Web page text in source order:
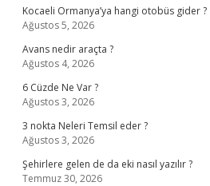
Kocaeli Ormanya’ya hangi otobüs gider ?
Ağustos 5, 2026
Avans nedir araçta ?
Ağustos 4, 2026
6 Cüzde Ne Var ?
Ağustos 3, 2026
3 nokta Neleri Temsil eder ?
Ağustos 3, 2026
Şehirlere gelen de da eki nasıl yazılır ?
Temmuz 30, 2026